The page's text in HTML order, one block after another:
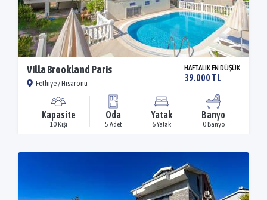
Villa Brookland Paris
Fethiye / Hisarönü
HAFTALIK EN DÜŞÜK
39.000 TL
Kapasite
10 Kişi
Oda
5 Adet
Yatak
6 Yatak
Banyo
0 Banyo